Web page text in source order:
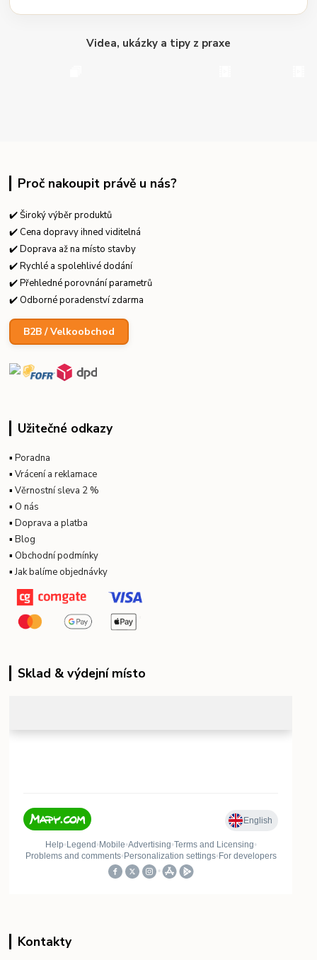
Videa, ukázky a tipy z praxe
Proč nakoupit právě u nás?
✔️ Široký výběr produktů
✔️ Cena dopravy ihned viditelná
✔️ Doprava až na místo stavby
✔️ Rychlé a spolehlivé dodání
✔️ Přehledné porovnání parametrů
✔️ Odborné poradenství zdarma
B2B / Velkoobchod
Užitečné odkazy
▪Poradna
▪Vrácení a reklamace
▪Věrnostní sleva 2 %
▪ O nás
▪Doprava a platba
▪Blog
▪ Obchodní podmínky
▪Jak balíme objednávky
Sklad & výdejní místo
Kontakty